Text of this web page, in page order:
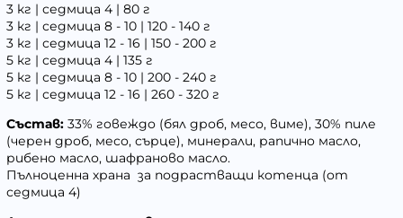
3 кг | седмица 4 | 80 г
3 кг | седмица 8 - 10 | 120 - 140 г
3 кг | седмица 12 - 16 | 150 - 200 г
5 кг | седмица 4 | 135 г
5 кг | седмица 8 - 10 | 200 - 240 г
5 кг | седмица 12 - 16 | 260 - 320 г
Състав: 33% говеждо (бял дроб, месо, виме), 30% пиле
(черен дроб, месо, сърце), минерали, рапично масло,
рибено масло, шафраново масло.
Пълноценна храна за подрастващи котенца (от
седмица 4)